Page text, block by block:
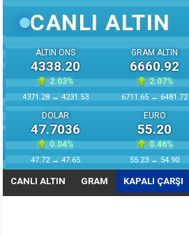
CANLI ALTIN
ALTIN ONS
4338.20
2.03%
4371.28 ↔ 4231.53
GRAM ALTIN
6660.92
2.07%
6711.65 ↔ 6481.72
DOLAR
47.7036
0.04%
47.72 ↔ 47.65
EURO
55.20
0.46%
55.23 ↔ 54.90
CANLI ALTIN GRAM KAPALI ÇARŞI